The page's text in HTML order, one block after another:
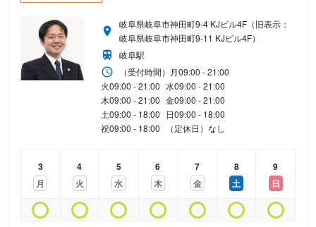
岐阜県岐阜市神田町9-4 KJビル4F（旧表示：
岐阜県岐阜市神田町9-11 KJビル4F）
岐阜駅
（受付時間） 月09:00 - 21:00
火09:00 - 21:00 水09:00 - 21:00
木09:00 - 21:00 金09:00 - 21:00
土09:00 - 18:00 日09:00 - 18:00
祝09:00 - 18:00 （定休日）なし
3
月
4
火
5
水
6
木
7
金
8
土
9
日